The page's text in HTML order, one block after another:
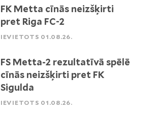
FK Metta cīnās neizšķirti
pret Riga FC-2
IEVIETOTS 01.08.26.
FS Metta-2 rezultatīvā spēlē
cīnās neizšķirti pret FK
Sigulda
IEVIETOTS 01.08.26.